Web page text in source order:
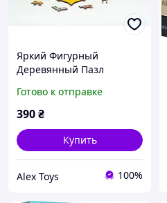
Яркий Фигурный
Деревянный Пазл
Детали || AlexToys
Готово к отправке
390₴
Купить
Alex Toys 100%